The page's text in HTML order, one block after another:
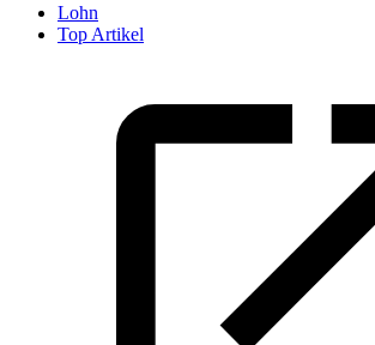
Lohn
Top Artikel